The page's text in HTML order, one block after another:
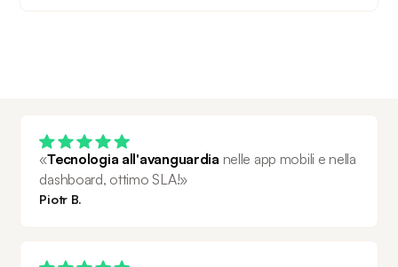
«Tecnologia all'avanguardia nelle app mobili e nella
dashboard, ottimo SLA!»
Piotr B.